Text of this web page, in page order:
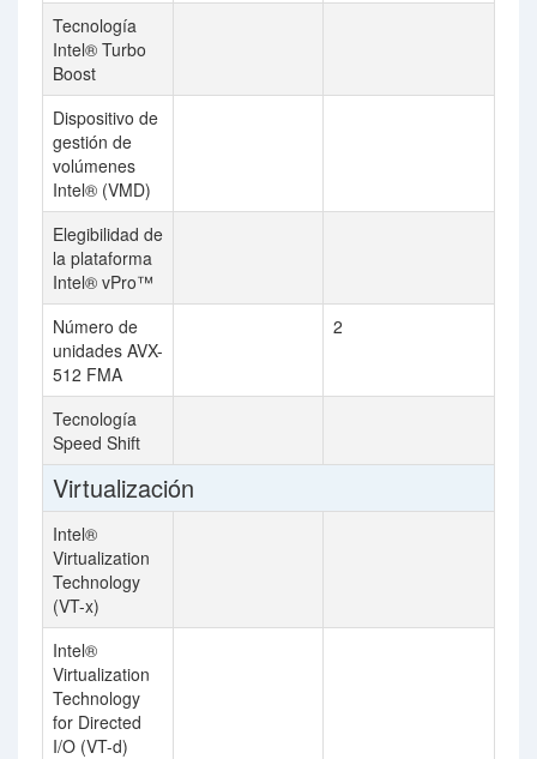
Tecnología
Intel® Turbo
Boost
Dispositivo de
gestión de
volúmenes
Intel® (VMD)
Elegibilidad de
la plataforma
Intel® vPro™
Número de
unidades AVX-
512 FMA
2
Tecnología
Speed Shift
Virtualización
Intel®
Virtualization
Technology
(VT-x)
Intel®
Virtualization
Technology
for Directed
I/O (VT-d)